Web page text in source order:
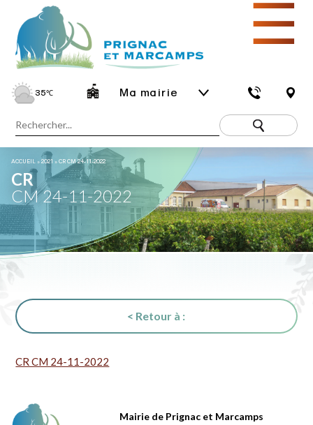
35℃ Ma mairie
☰
ACCUEIL »2021 »CR CM 24-11-2022
CR
CM 24-11-2022
< Retour à :
CR CM 24-11-2022
Mairie de Prignac et Marcamps